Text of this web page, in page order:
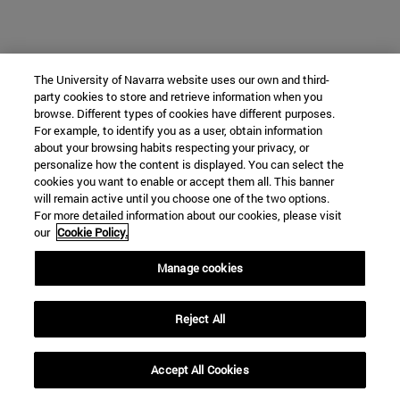
The University of Navarra website uses our own and third-
party cookies to store and retrieve information when you
browse. Different types of cookies have different purposes.
For example, to identify you as a user, obtain information
about your browsing habits respecting your privacy, or
personalize how the content is displayed. You can select the
cookies you want to enable or accept them all. This banner
will remain active until you choose one of the two options.
For more detailed information about our cookies, please visit
our Cookie Policy.
Manage cookies
Reject All
Accept All Cookies